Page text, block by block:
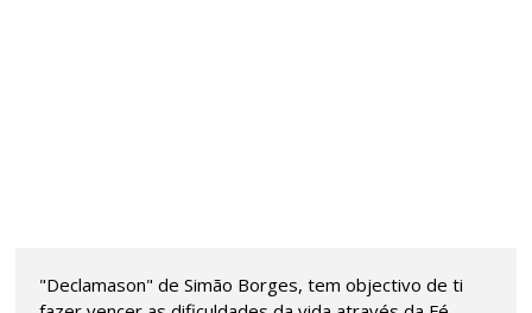
"Declamason" de Simão Borges, tem objectivo de ti